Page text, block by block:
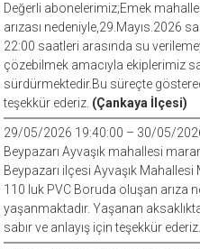
Değerli abonelerimiz;Emek
arızası nedeniyle,29.Mayıs.2026
22:00 saatleri arasında su
çözebilmek amacıyla ekiplerimiz
sürdürmektedir.Bu süreçte
teşekkür ederiz. (Çankaya İlçesi)
29/05/2026 19:40:00 – 30/05/
Beypazarı Ayvaşık mahallesi
Beypazarı ilçesi Ayvaşık
110 luk PVC Boruda oluşan arıza
yaşanmaktadır. Yaşanan
sabır ve anlayış için teşekkür ederiz.